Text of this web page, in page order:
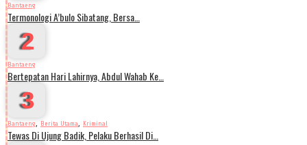
Bantaeng
Termonologi A’bulo Sibatang, Bersa…
2
Bantaeng
Bertepatan Hari Lahirnya, Abdul Wahab Ke…
3
Bantaeng, Berita Utama, Kriminal
Tewas Di Ujung Badik, Pelaku Berhasil Di…